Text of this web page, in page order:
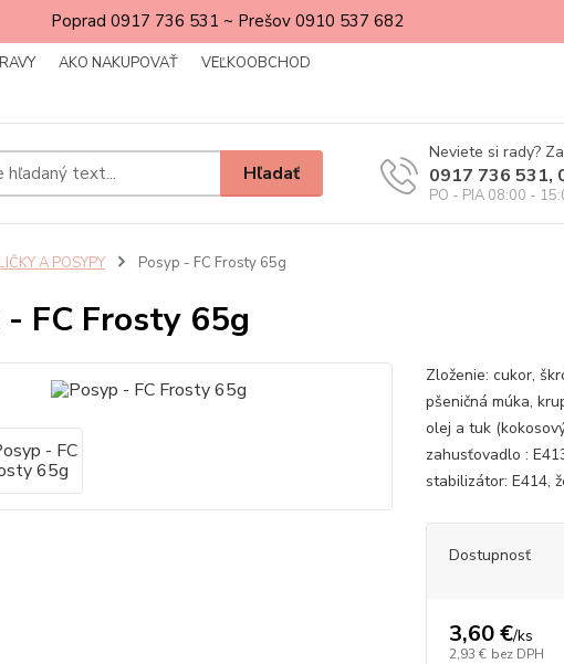
Poprad 0917 736 531 ~ Prešov 0910 537 682
AKO NAKUPOVAŤ
VEĽKOOBCHOD
Hľadať
Neviete si rady?
0917 736 531,
PO - PIA 08:00 -
A POSYPY Posyp - FC Frosty 65g
- FC Frosty 65g
Zloženie: cukor,
pšeničná múka,
olej a tuk
zahusťovadlo :
stabilizátor: E414,
Dostupnosť
3,60 €/ks
2,93 € bez DPH